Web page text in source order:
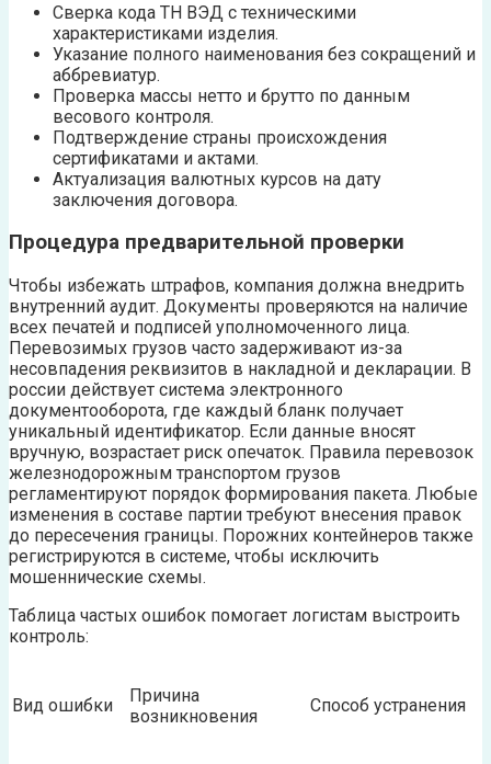
Сверка кода ТН ВЭД с техническими
характеристиками изделия.
Указание полного наименования без сокращений и
аббревиатур.
Проверка массы нетто и брутто по данным
весового контроля.
Подтверждение страны происхождения
сертификатами и актами.
Актуализация валютных курсов на дату
заключения договора.
Процедура предварительной проверки
Чтобы избежать штрафов, компания должна внедрить
внутренний аудит. Документы проверяются на наличие
всех печатей и подписей уполномоченного лица.
Перевозимых грузов часто задерживают из-за
несовпадения реквизитов в накладной и декларации. В
россии действует система электронного
документооборота, где каждый бланк получает
уникальный идентификатор. Если данные вносят
вручную, возрастает риск опечаток. Правила перевозок
железнодорожным транспортом грузов
регламентируют порядок формирования пакета. Любые
изменения в составе партии требуют внесения правок
до пересечения границы. Порожних контейнеров также
регистрируются в системе, чтобы исключить
мошеннические схемы.
Таблица частых ошибок помогает логистам выстроить
контроль:
Вид ошибки
Причина
возникновения
Способ устранения